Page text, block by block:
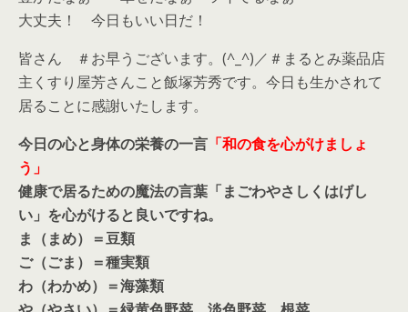
大丈夫！ 今日もいい日だ！
皆さん ＃お早うございます。(^_^)／＃まるとみ薬品店
主くすり屋芳さんこと飯塚芳秀です。今日も生かされて
居ることに感謝いたします。
今日の心と身体の栄養の一言 「和の食を心がけましょ
う」
健康で居るための魔法の言葉「まごわやさしくはげし
い」を心がけると良いですね。
ま（まめ）＝豆類
ご（ごま）＝種実類
わ（わかめ）＝海藻類